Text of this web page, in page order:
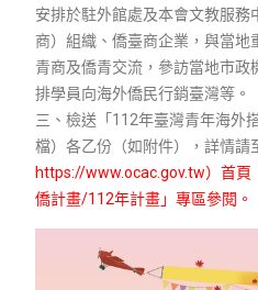
安排於駐外館處及本會文教服務
商）組織、僑臺商企業，與當地
青商及僑青交流，參訪當地市政
排學員向海外僑民行銷臺灣等。
三、檢送「112年臺灣青年海外
檔）各乙份（如附件），詳情請
https://www.ocac.gov.tw）首頁
僑計畫/112年計畫」專區參閱。